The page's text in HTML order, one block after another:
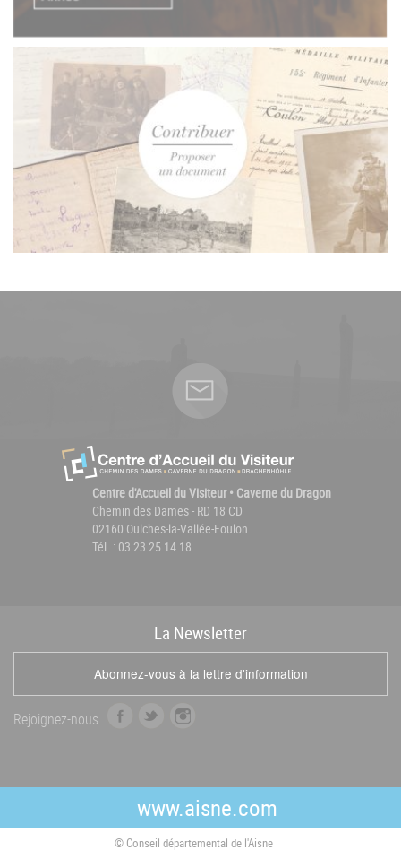
Centre d'Accueil du Visiteur • Caverne du Dragon
Chemin des Dames - RD 18 CD
02160 Oulches-la-Vallée-Foulon
Tél. : 03 23 25 14 18
La Newsletter
Abonnez-vous à la lettre d'information
Rejoignez-nous
b
o
t
e
r
a
g
r
www.aisne.com
© Conseil départemental de l'Aisne